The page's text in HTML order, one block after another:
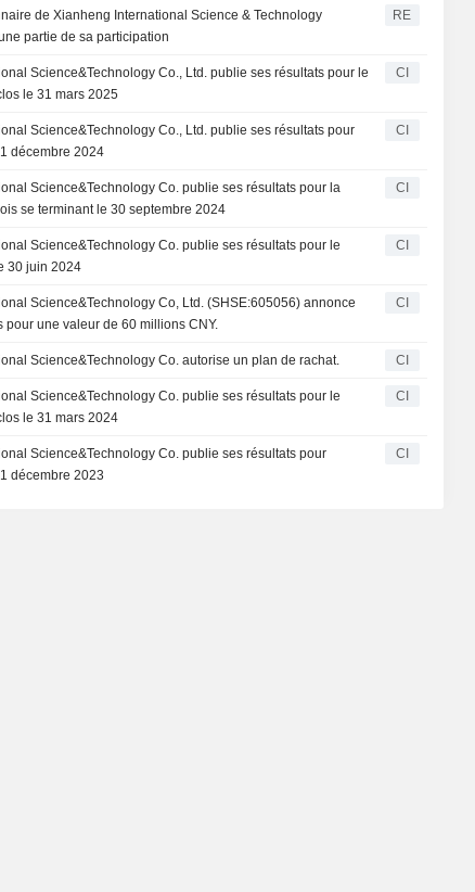
de Xianheng International Science & Technology
partie de sa participation
RE
Science&Technology Co., Ltd. publie ses résultats pour le
le 31 mars 2025
CI
Science&Technology Co., Ltd. publie ses résultats pour
décembre 2024
CI
Science&Technology Co. publie ses résultats pour la
se terminant le 30 septembre 2024
CI
Science&Technology Co. publie ses résultats pour le
30 juin 2024
CI
Science&Technology Co, Ltd. (SHSE:605056) annonce
pour une valeur de 60 millions CNY.
CI
Science&Technology Co. autorise un plan de rachat. CI
Science&Technology Co. publie ses résultats pour le
le 31 mars 2024
CI
Science&Technology Co. publie ses résultats pour
décembre 2023
CI